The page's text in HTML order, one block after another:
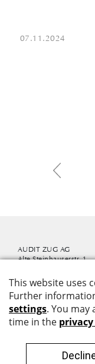
07.11.2024
AUDIT ZUG AG
Alte Steinhauserstr. 1
info@auditzug.ch
+41 41 726 80 50
Revisionsexperten
UID CHE-112.592.507